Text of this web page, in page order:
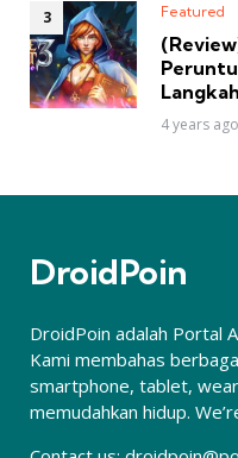
Featured
4 years ago
DroidPoin
DroidPoin adalah Portal
Kami membahas
smartphone, tablet,
memudahkan hidup.